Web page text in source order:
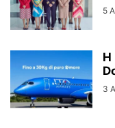
5
Η
3